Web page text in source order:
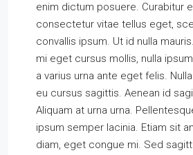
enim dictum posuere. Curabitur
consectetur vitae tellus eget,
convallis ipsum. Ut id nulla
mi eget cursus mollis, nulla
a varius urna ante eget felis.
eu cursus sagittis. Aenean id
Aliquam at urna urna.
ipsum semper lacinia. Etiam sit
diam, eget congue mi. Sed